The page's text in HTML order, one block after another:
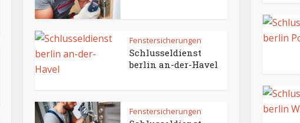
Fenstersicherungen
Schlusseldienst
berlin an-der-Havel
Fenstersicherungen